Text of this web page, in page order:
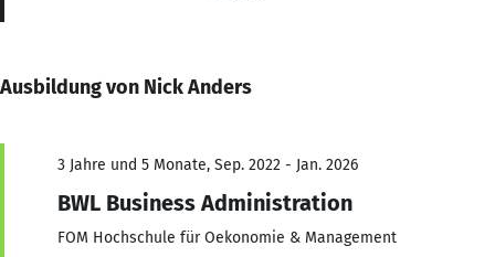
Ausbildung von Nick Anders
3 Jahre und 5 Monate, Sep. 2022 - Jan. 2026
BWL Business Administration
FOM Hochschule für Oekonomie & Management